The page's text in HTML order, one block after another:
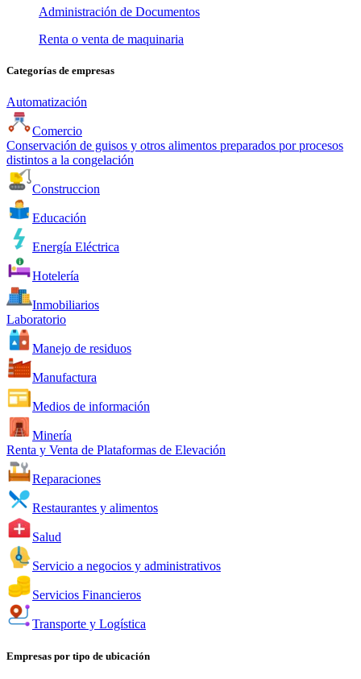
Administración de Documentos
Renta o venta de maquinaria
Categorías de empresas
Automatización
Comercio
Conservación de guisos y otros alimentos preparados por procesos
distintos a la congelación
Construccion
Educación
Energía Eléctrica
Hotelería
Inmobiliarios
Laboratorio
Manejo de residuos
Manufactura
Medios de información
Minería
Renta y Venta de Plataformas de Elevación
Reparaciones
Restaurantes y alimentos
Salud
Servicio a negocios y administrativos
Servicios Financieros
Transporte y Logística
Empresas por tipo de ubicación